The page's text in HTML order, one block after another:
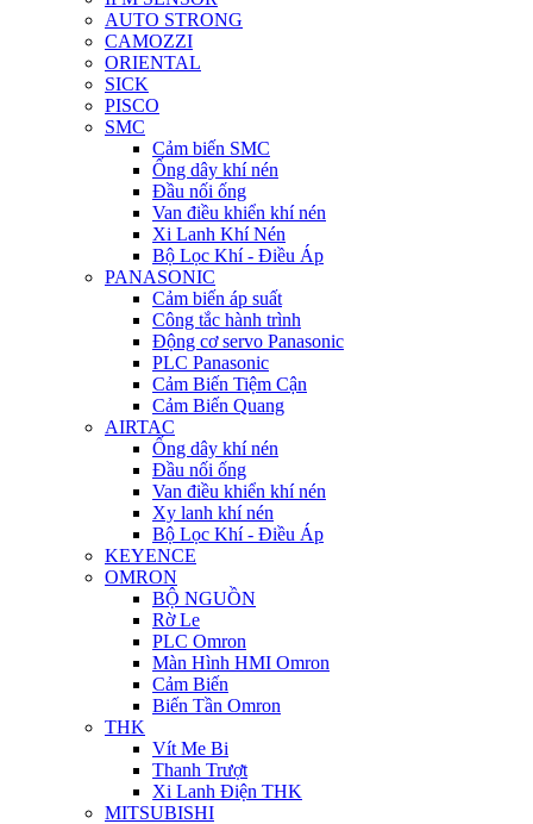
AUTO STRONG
CAMOZZI
ORIENTAL
SICK
PISCO
SMC
Cảm biến SMC
Ống dây khí nén
Đầu nối ống
Van điều khiển khí nén
Xi Lanh Khí Nén
Bộ Lọc Khí - Điều Áp
PANASONIC
Cảm biến áp suất
Công tắc hành trình
Động cơ servo Panasonic
PLC Panasonic
Cảm Biến Tiệm Cận
Cảm Biến Quang
AIRTAC
Ống dây khí nén
Đầu nối ống
Van điều khiển khí nén
Xy lanh khí nén
Bộ Lọc Khí - Điều Áp
KEYENCE
OMRON
BỘ NGUỒN
Rờ Le
PLC Omron
Màn Hình HMI Omron
Cảm Biến
Biến Tần Omron
THK
Vít Me Bi
Thanh Trượt
Xi Lanh Điện THK
MITSUBISHI